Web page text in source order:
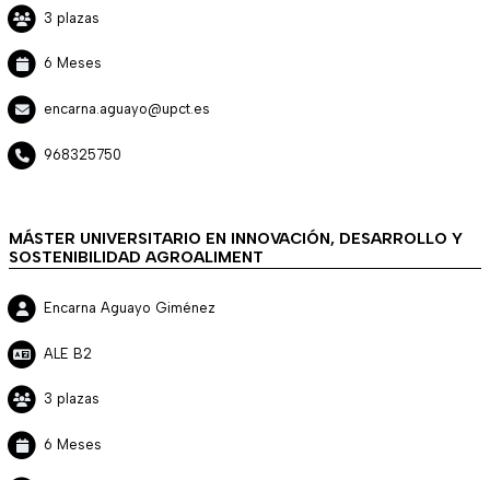
3 plazas
6 Meses
encarna.aguayo@upct.es
968325750
MÁSTER UNIVERSITARIO EN INNOVACIÓN, DESARROLLO Y
SOSTENIBILIDAD AGROALIMENT
Encarna Aguayo Giménez
ALE B2
3 plazas
6 Meses